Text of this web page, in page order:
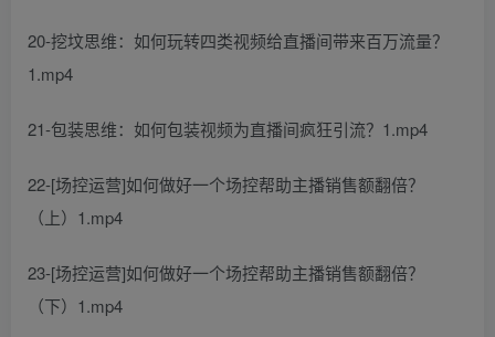
20-挖坟思维：如何玩转四类视频给直播间带来百万流量？
1.mp4
21-包装思维：如何包装视频为直播间疯狂引流？1.mp4
22-[场控运营]如何做好一个场控帮助主播销售额翻倍？
（上）1.mp4
23-[场控运营]如何做好一个场控帮助主播销售额翻倍？
（下）1.mp4